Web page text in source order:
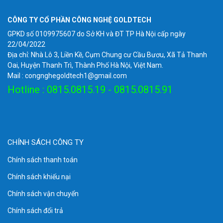
9000-45-
8TP
PoE/PoE+
10/100/1000Mbps
9000-43-
1GX1GP
1*10/100/1000M
Ethernet PoE/PoE+
XPTN-
9000-45-
1GX2GP
1*1000M SC,
2*10/100/1000M
Ethernet PoE/PoE+
XPTN-
9000-45-
1GX8GP
9000-45-
2GX2GP
CÔNG TY CỔ PHẦN CÔNG NGHỆ GOLDTECH
GPKD số 0109975607 do Sở KH và ĐT TP Hà Nội cấp ngày
22/04/2022
Địa chỉ: Nhà Lô 3, Liền Kề, Cụm Chung cư Cầu Bươu, Xã Tả Thanh
Oai, Huyện Thanh Trì, Thành Phố Hà Nội, Việt Nam.
Mail : congnghegoldtech1@gmail.com
Hotline : 0815.0815.19 - 0815.0815.91
CHÍNH SÁCH CÔNG TY
Chính sách thanh toán
Chính sách khiếu nại
Chính sách vận chuyển
Chính sách đổi trả